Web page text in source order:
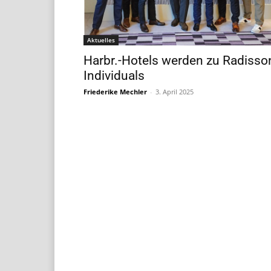
Aktuelles
Harbr.-Hotels werden zu
Individuals
Friederike Mechler - 3. April 2025